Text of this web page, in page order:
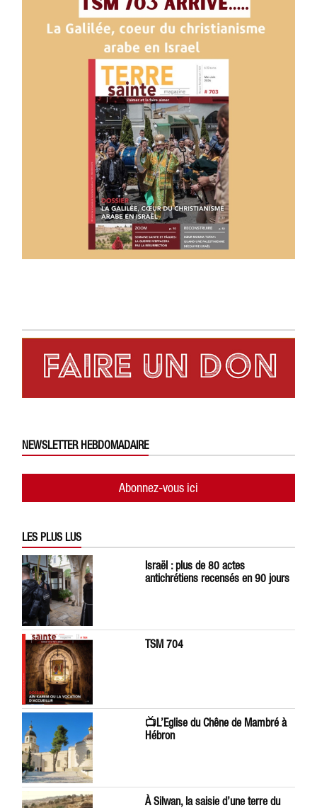
NEWSLETTER HEBDOMADAIRE
Abonnez-vous ici
LES PLUS LUS
Israël : plus de 80 actes
antichrétiens recensés en 90 jours
TSM 704
📺L’Eglise du Chêne de Mambré à
Hébron
À Silwan, la saisie d’une terre du